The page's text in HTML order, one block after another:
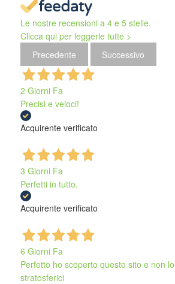
Le nostre recensioni a 4 e 5 stelle.
Clicca qui per leggerle tutte >
Precedente
Successivo
2 Giorni Fa
Precisi e veloci!
Acquirente verificato
3 Giorni Fa
Perfetti in tutto.
Acquirente verificato
6 Giorni Fa
Perfetto ho scoperto questo sito e non
stratosferici